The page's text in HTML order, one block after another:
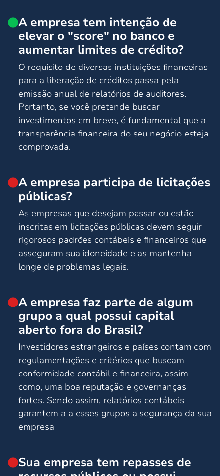
A empresa tem intenção de
elevar o "score" no banco e
aumentar limites de crédito?
O requisito de diversas instituições financeiras
para a liberação de créditos passa pela
emissão anual de relatórios de auditores.
Portanto, se você pretende buscar
investimentos em breve, é fundamental que a
transparência financeira do seu negócio esteja
comprovada.
A empresa participa de licitações
públicas?
As empresas que desejam passar ou estão
inscritas em licitações públicas devem seguir
rigorosos padrões contábeis e financeiros que
asseguram sua idoneidade e as mantenha
longe de problemas legais.
A empresa faz parte de algum
grupo a qual possui capital
aberto fora do Brasil?
Investidores estrangeiros e países contam com
regulamentações e critérios que buscam
conformidade contábil e financeira, assim
como, uma boa reputação e governanças
fortes. Sendo assim, relatórios contábeis
garantem a a esses grupos a segurança da sua
empresa.
Sua empresa tem repasses de